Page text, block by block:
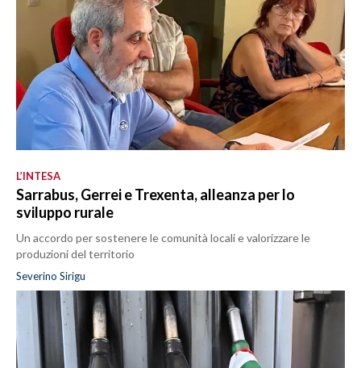
L’INTESA
Sarrabus, Gerrei e Trexenta, alleanza per lo
sviluppo rurale
Un accordo per sostenere le comunità locali e valorizzare le
produzioni del territorio
Severino Sirigu